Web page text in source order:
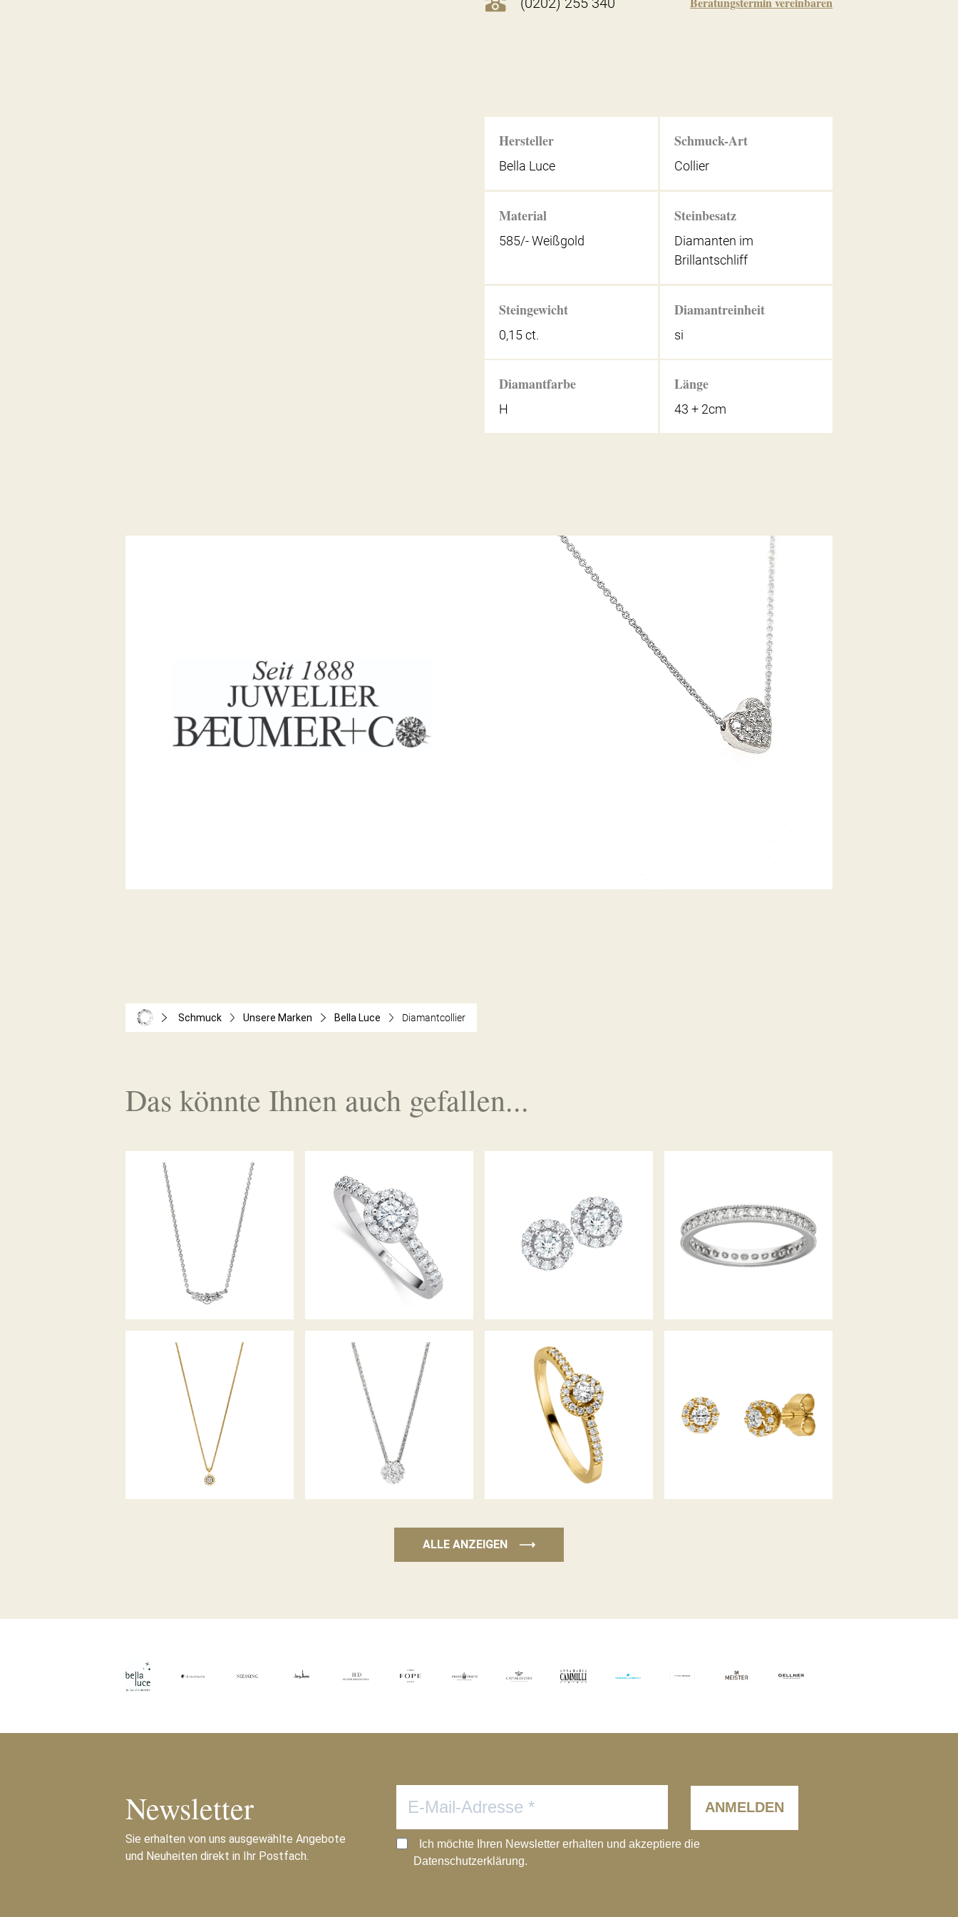
Hersteller
Bella Luce
Schmuck-Art
Collier
Material
585/- Weißgold
Steinbesatz
Diamanten im
Brillantschliff
Steingewicht
0,15 ct.
Diamantreinheit
si
Diamantfarbe
H
Länge
43 + 2cm
Schmuck Unsere Marken Bella Luce Diamantcollier
Das könnte Ihnen auch gefallen...
BELLA LUCE COLLIER DIAMANTRING PICCOLINA
DIAMANTOHRSTECKER
PICCOLINA
MEMOIRERING
BELLA LUCE COLLIER
PICCOLINA
BELLA LUCE COLLIER DIAMANTRING PICCOLINA
ALLE ANZEIGEN ⟶
Newsletter
Sie erhalten von uns ausgewählte Angebote
und Neuheiten direkt in Ihr Postfach.
ANMELDEN
Ich möchte Ihren Newsletter erhalten und akzeptiere die
Datenschutzerklärung.